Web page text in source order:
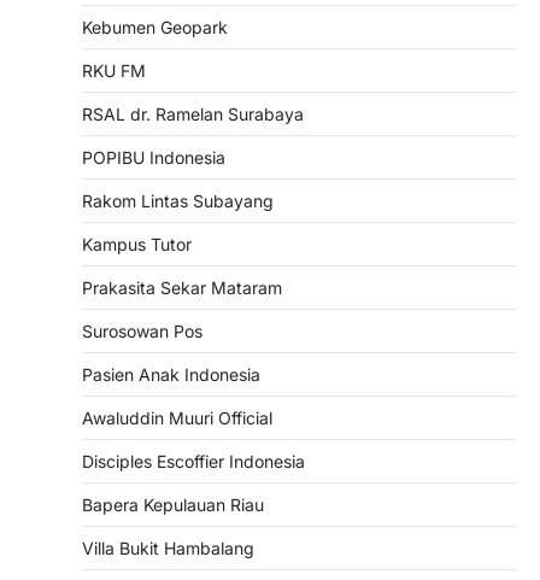
Kebumen Geopark
RKU FM
RSAL dr. Ramelan Surabaya
POPIBU Indonesia
Rakom Lintas Subayang
Kampus Tutor
Prakasita Sekar Mataram
Surosowan Pos
Pasien Anak Indonesia
Awaluddin Muuri Official
Disciples Escoffier Indonesia
Bapera Kepulauan Riau
Villa Bukit Hambalang